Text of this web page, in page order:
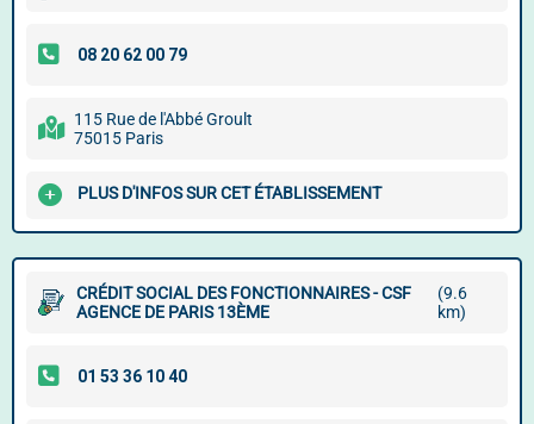
115 Rue de l'Abbé Groult
75015 Paris
PLUS D'INFOS SUR CET ÉTABLISSEMENT
CRÉDIT SOCIAL DES FONCTIONNAIRES - CSF
AGENCE DE PARIS 13ÈME
(9.6
km)